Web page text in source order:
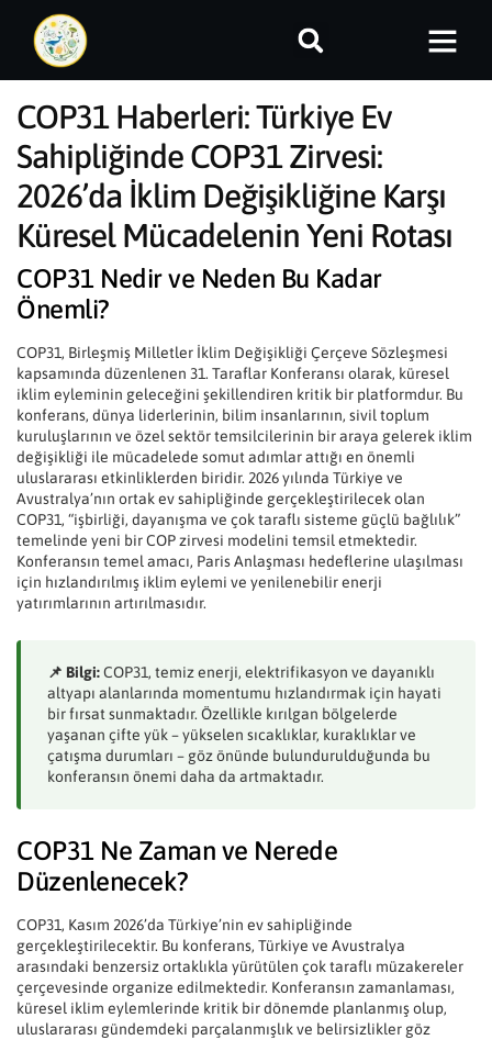
COP31 Haberleri: Türkiye Ev
Sahipliğinde COP31 Zirvesi:
2026’da İklim Değişikliğine Karşı
Küresel Mücadelenin Yeni Rotası
COP31 Nedir ve Neden Bu Kadar
Önemli?
COP31, Birleşmiş Milletler İklim Değişikliği Çerçeve Sözleşmesi
kapsamında düzenlenen 31. Taraflar Konferansı olarak, küresel
iklim eyleminin geleceğini şekillendiren kritik bir platformdur. Bu
konferans, dünya liderlerinin, bilim insanlarının, sivil toplum
kuruluşlarının ve özel sektör temsilcilerinin bir araya gelerek iklim
değişikliği ile mücadelede somut adımlar attığı en önemli
uluslararası etkinliklerden biridir. 2026 yılında Türkiye ve
Avustralya’nın ortak ev sahipliğinde gerçekleştirilecek olan
COP31, “işbirliği, dayanışma ve çok taraflı sisteme güçlü bağlılık”
temelinde yeni bir COP zirvesi modelini temsil etmektedir.
Konferansın temel amacı, Paris Anlaşması hedeflerine ulaşılması
için hızlandırılmış iklim eylemi ve yenilenebilir enerji
yatırımlarının artırılmasıdır.
📌 Bilgi:COP31, temiz enerji, elektrifikasyon ve dayanıklı
altyapı alanlarında momentumu hızlandırmak için hayati
bir fırsat sunmaktadır. Özellikle kırılgan bölgelerde
yaşanan çifte yük – yükselen sıcaklıklar, kuraklıklar ve
çatışma durumları – göz önünde bulundurulduğunda bu
konferansın önemi daha da artmaktadır.
COP31 Ne Zaman ve Nerede
Düzenlenecek?
COP31, Kasım 2026’da Türkiye’nin ev sahipliğinde
gerçekleştirilecektir. Bu konferans, Türkiye ve Avustralya
arasındaki benzersiz ortaklıkla yürütülen çok taraflı müzakereler
çerçevesinde organize edilmektedir. Konferansın zamanlaması,
küresel iklim eylemlerinde kritik bir dönemde planlanmış olup,
uluslararası gündemdeki parçalanmışlık ve belirsizlikler göz